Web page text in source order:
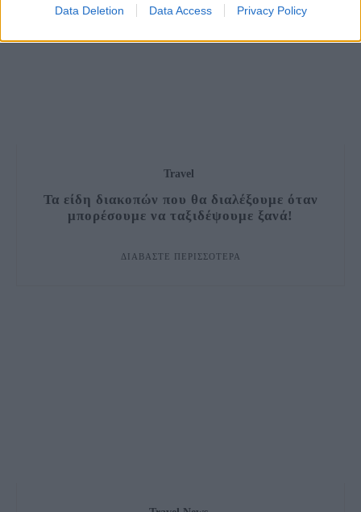
Data Deletion Data Access Privacy Policy
Travel
Τα είδη διακοπών που θα διαλέξουμε όταν
μπορέσουμε να ταξιδέψουμε ξανά!
ΔΙΑΒΆΣΤΕ ΠΕΡΙΣΣΌΤΕΡΑ